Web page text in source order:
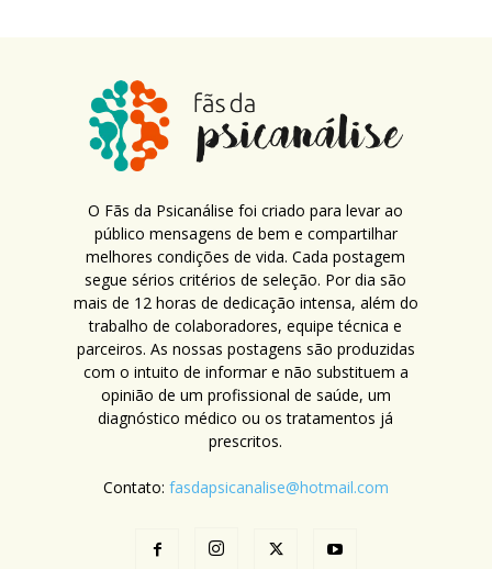
O Fãs da Psicanálise foi criado para levar ao
público mensagens de bem e compartilhar
melhores condições de vida. Cada postagem
segue sérios critérios de seleção. Por dia são
mais de 12 horas de dedicação intensa, além do
trabalho de colaboradores, equipe técnica e
parceiros. As nossas postagens são produzidas
com o intuito de informar e não substituem a
opinião de um profissional de saúde, um
diagnóstico médico ou os tratamentos já
prescritos.
Contato: fasdapsicanalise@hotmail.com